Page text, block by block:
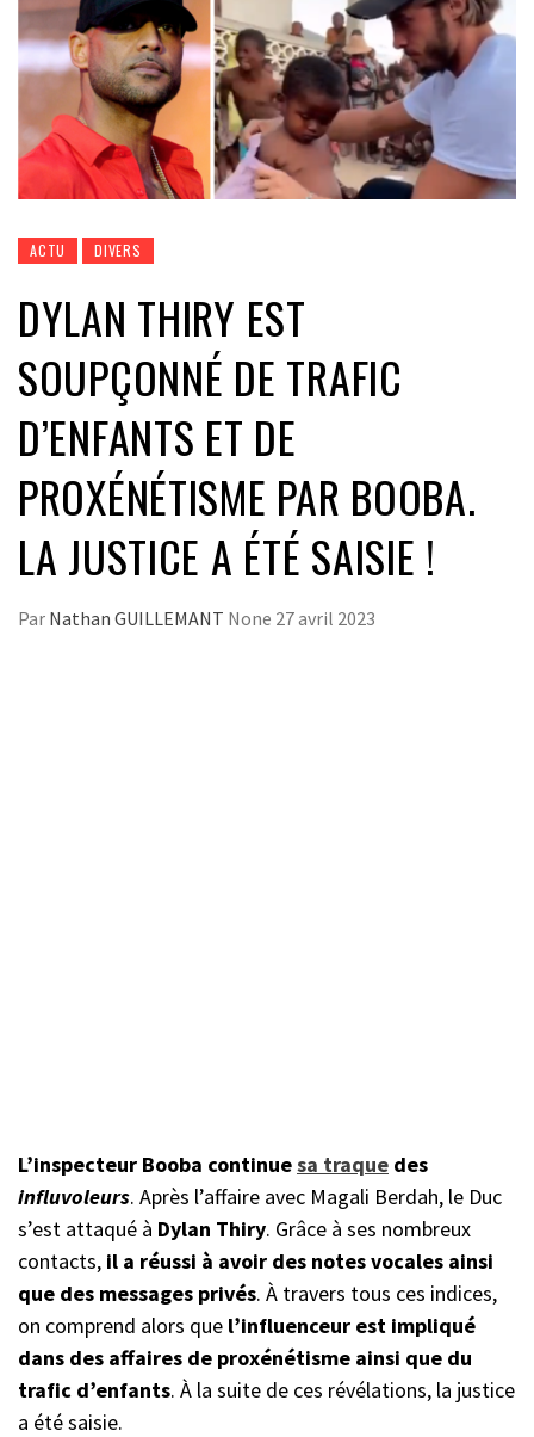
ACTU DIVERS
DYLAN THIRY EST
SOUPÇONNÉ DE TRAFIC
D’ENFANTS ET DE
PROXÉNÉTISME PAR BOOBA.
LA JUSTICE A ÉTÉ SAISIE !
Par Nathan GUILLEMANT None 27 avril 2023
L’inspecteur Booba continuesa traque des
influvoleurs. Après l’affaire avec Magali Berdah, le Duc
s’est attaqué à Dylan Thiry. Grâce à ses nombreux
contacts, il a réussi à avoir des notes vocales ainsi
que des messages privés. À travers tous ces indices,
on comprend alors que l’influenceur est impliqué
dans des affaires de proxénétisme ainsi que du
trafic d’enfants. À la suite de ces révélations, la justice
a été saisie.